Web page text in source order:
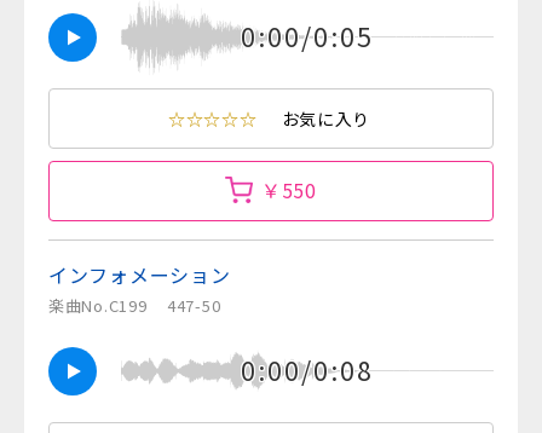
0:00/0:05
☆☆☆☆☆ お気に入り
￥550
インフォメーション
楽曲No.C199 447-50
0:00/0:08